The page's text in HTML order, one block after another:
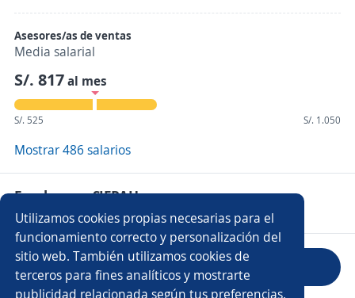
Asesores/as de ventas
Media salarial
S/. 817al mes
S/. 525 S/. 1.050
Mostrar 486 salarios
Empleos en SIFRAH
Evaluar empresa
Utilizamos cookies propias necesarias para el
funcionamiento correcto y personalización del
sitio web. También utilizamos cookies de
terceros para fines analíticos y mostrarte
publicidad relacionada según tus preferencias.